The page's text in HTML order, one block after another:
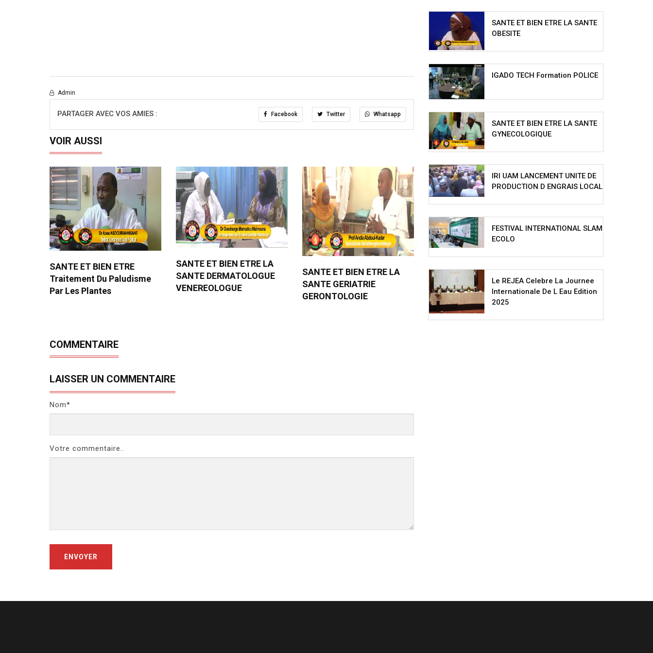
Admin
PARTAGER AVEC VOS AMIES : Facebook Twitter Whatsapp
VOIR AUSSI
SANTE ET BIEN ETRE
Traitement Du Paludisme
Par Les Plantes
SANTE ET BIEN ETRE LA
SANTE DERMATOLOGUE
VENEREOLOGUE
SANTE ET BIEN ETRE LA
SANTE GERIATRIE
GERONTOLOGIE
COMMENTAIRE
LAISSER UN COMMENTAIRE
Nom*
Votre commentaire..
ENVOYER
SANTE ET BIEN ETRE LA SANTE
OBESITE
IGADO TECH Formation POLICE
SANTE ET BIEN ETRE LA SANTE
GYNECOLOGIQUE
IRI UAM LANCEMENT UNITE DE
PRODUCTION D ENGRAIS LOCAL
FESTIVAL INTERNATIONAL SLAM
ECOLO
Le REJEA Celebre La Journee
Internationale De L Eau Edition
2025